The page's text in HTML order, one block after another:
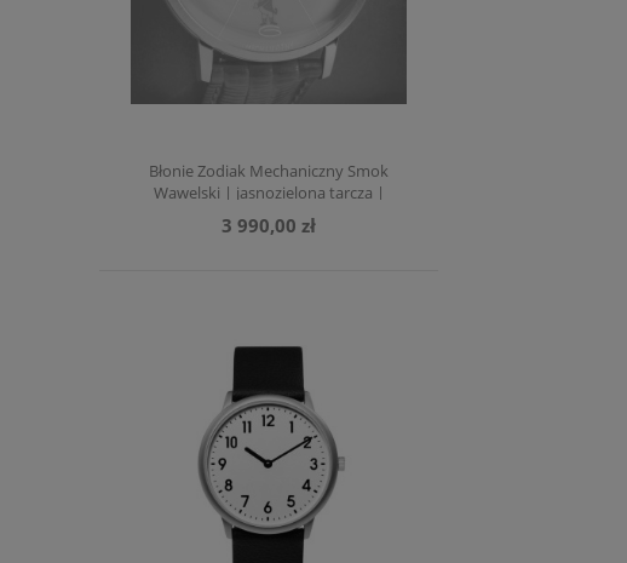
Błonie Zodiak Mechaniczny Smok
Wawelski | jasnozielona tarcza |
ciemnozielony pasek
3 990,00 zł